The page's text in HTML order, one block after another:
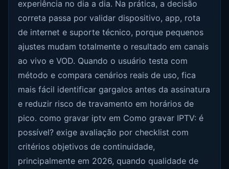
experiência no dia a dia. Na prática, a decisão
correta passa por validar dispositivo, app, rota
de internet e suporte técnico, porque pequenos
ajustes mudam totalmente o resultado em canais
ao vivo e VOD. Quando o usuário testa com
método e compara cenários reais de uso, fica
mais fácil identificar gargalos antes da assinatura
e reduzir risco de travamento em horários de
pico. como gravar iptv em Como gravar IPTV: é
possível? exige avaliação por checklist com
critérios objetivos de continuidade,
principalmente em 2026, quando qualidade de